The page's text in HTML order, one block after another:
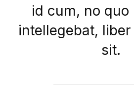
id cum, no quo
intellegebat,
sit.